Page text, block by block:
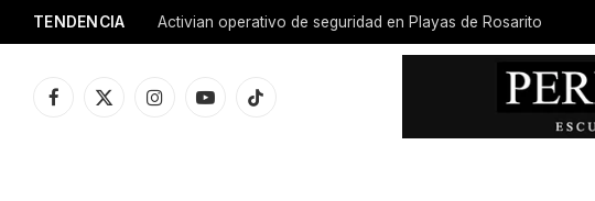
TENDENCIA Activian operativo de seguridad en Playas de Rosarito
Facebook
X
InstagramYouTubeTikTok